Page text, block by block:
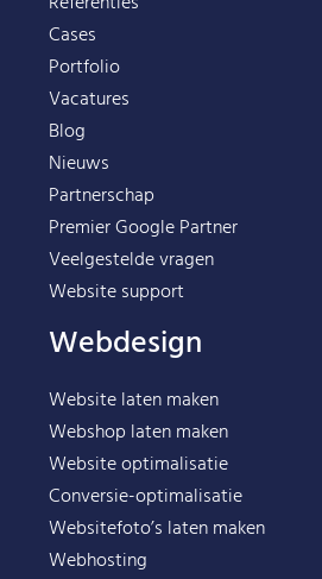
Cases
Portfolio
Vacatures
Blog
Nieuws
Partnerschap
Premier Google Partner
Veelgestelde vragen
Website support
Webdesign
Website laten maken
Webshop laten maken
Website optimalisatie
Conversie-optimalisatie
Websitefoto’s laten maken
Webhosting